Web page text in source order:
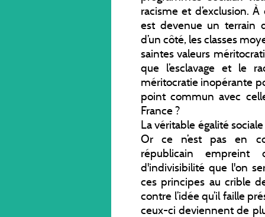
racisme et d’exclusion.
est devenue un terrain
d’un côté, les classes
saintes valeurs
que l’esclavage et le
méritocratie inopérante
point commun avec
France ?
La véritable égalité
Or ce n’est pas en
républicain empreint
d'indivisibilité que l'on
ces principes au crible
contre l’idée qu’il faille
ceux-ci deviennent de